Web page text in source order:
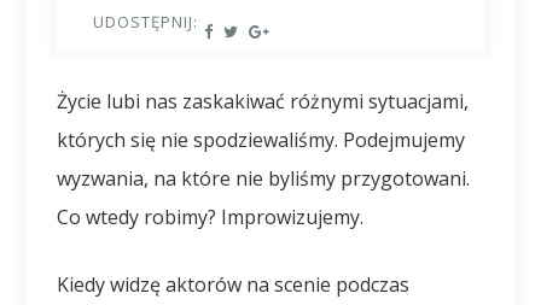
UDOSTĘPNIJ:
Życie lubi nas zaskakiwać różnymi sytuacjami,
których się nie spodziewaliśmy. Podejmujemy
wyzwania, na które nie byliśmy przygotowani.
Co wtedy robimy? Improwizujemy.
Kiedy widzę aktorów na scenie podczas